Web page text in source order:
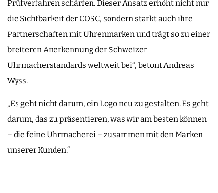
Prüfverfahren schärfen. Dieser Ansatz erhöht nicht nur
die Sichtbarkeit der COSC, sondern stärkt auch ihre
Partnerschaften mit Uhrenmarken und trägt so zu einer
breiteren Anerkennung der Schweizer
Uhrmacherstandards weltweit bei“, betont Andreas
Wyss:
„Es geht nicht darum, ein Logo neu zu gestalten. Es geht
darum, das zu präsentieren, was wir am besten können
– die feine Uhrmacherei – zusammen mit den Marken
unserer Kunden.“